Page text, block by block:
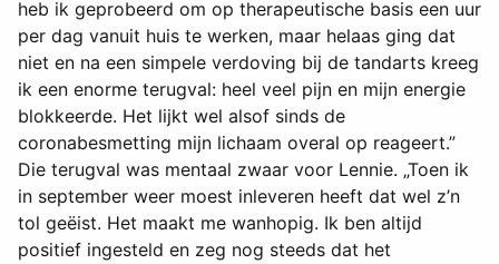
heb ik geprobeerd om op therapeutische basis een uur
per dag vanuit huis te werken, maar helaas ging dat
niet en na een simpele verdoving bij de tandarts kreeg
ik een enorme terugval: heel veel pijn en mijn energie
blokkeerde. Het lijkt wel alsof sinds de
coronabesmetting mijn lichaam overal op reageert.”
Die terugval was mentaal zwaar voor Lennie. „Toen ik
in september weer moest inleveren heeft dat wel z’n
tol geëist. Het maakt me wanhopig. Ik ben altijd
positief ingesteld en zeg nog steeds dat het